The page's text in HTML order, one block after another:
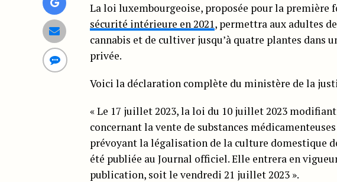
La loi luxembourgeoise, proposée pour la première
sécurité intérieure en 2021, permettra aux adultes
cannabis et de cultiver jusqu’à quatre plantes dans
privée.
Voici la déclaration complète du ministère de la
« Le 17 juillet 2023, la loi du 10 juillet 2023
concernant la vente de substances
prévoyant la légalisation de la culture domestique
été publiée au Journal officiel. Elle entrera en
publication, soit le vendredi 21 juillet 2023 ».